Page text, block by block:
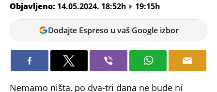
Objavljeno: 14.05.2024. 18:52h
19:15h
Jovana
Vojinović Dodajte Espreso u vaš Google izbor
Nemamo ništa, po dva-tri dana ne bude ni